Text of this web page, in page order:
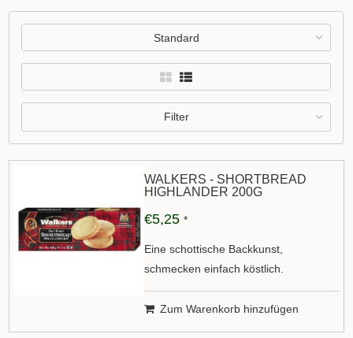
Standard
Filter
WALKERS - SHORTBREAD
HIGHLANDER 200G
€5,25 *
Eine schottische Backkunst,
schmecken einfach köstlich.
Zum Warenkorb hinzufügen